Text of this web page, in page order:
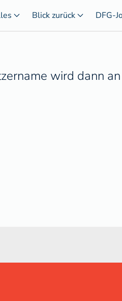
Blick zurück DFG-
wird dann